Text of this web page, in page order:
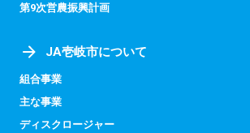
第9次営農振興計画
JA壱岐市について
組合事業
主な事業
ディスクロージャー